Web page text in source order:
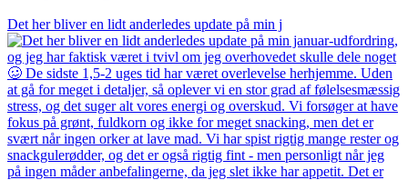
Det her bliver en lidt anderledes update på min j